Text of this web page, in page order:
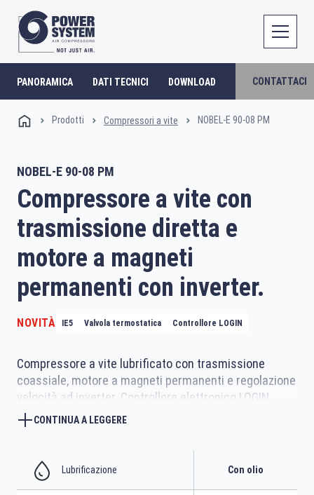
PANORAMICA DATI TECNICI DOWNLOAD CONTATTACI
Prodotti Compressori a vite NOBEL-E 90-08 PM
NOBEL-E 90-08 PM
Compressore a vite con
trasmissione diretta e
motore a magneti
permanenti con inverter.
NOVITÀ IE5 Valvola termostatica Controllore LOGIN
Compressore a vite lubrificato con trasmissione
coassiale, motore a magneti permanenti e regolazione
velocità ad inverter. Controllore elettronico LOGIN
moderno e versatile. Compatto e silenzioso.
CONTINUA A LEGGERE
Lubrificazione Con olio